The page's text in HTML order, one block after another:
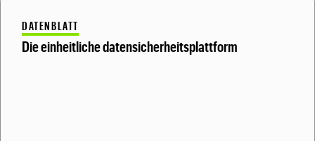
DATENBLATT
Die einheitliche datensicherheitsplattform